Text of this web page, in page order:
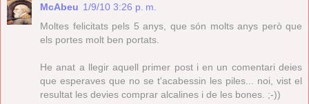
McAbeu 1/9/10 3:26 p. m.
Moltes felicitats pels 5 anys, que són molts anys però que
els portes molt ben portats.
He anat a llegir aquell primer post i en un comentari deies
que esperaves que no se t'acabessin les piles... noi, vist el
resultat les devies comprar alcalines i de les bones. ;-))